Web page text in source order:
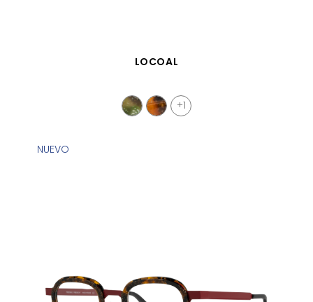
VISTA RÁPIDA
LOCOAL
+1
NUEVO